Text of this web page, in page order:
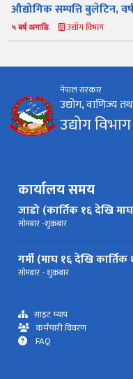
औद्योगिक सम्पत्ति बुलेटिन,
५ बर्ष अगाडि उद्योग विभाग
नेपाल सरकार
उद्योग, वाणिज्य
उद्योग विभाग
कार्यालय समय
जाडो (कार्तिक १६ देखि
सोमबार -शुक्रबार
गर्मी (माघ १६ देखि कार्तिक
सोमबार - शुक्रबार
साइट म्याप
कर्मचारी विवरण
FAQ